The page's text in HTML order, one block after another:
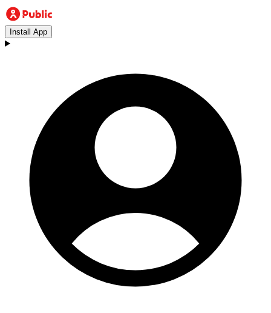
Install App